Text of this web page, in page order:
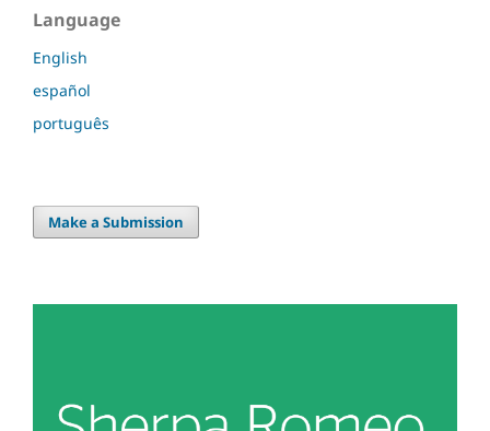
Language
English
español
português
Make a Submission